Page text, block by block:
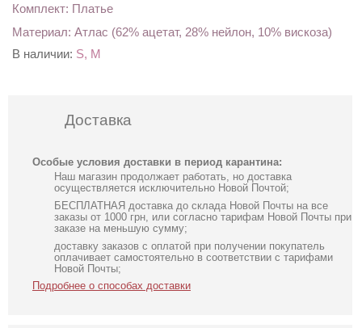
Комплект: Платье
Материал: Aтлас (62% ацетат, 28% нейлон, 10% вискоза)
В наличии: S, M
Доставка
Особые условия доставки в период карантина:
Наш магазин продолжает работать, но доставка
осуществляется исключительно Новой Почтой;
БЕСПЛАТНАЯ доставка до склада Новой Почты на все
заказы от 1000 грн, или согласно тарифам Новой Почты при
заказе на меньшую сумму;
доставку заказов с оплатой при получении покупатель
оплачивает самостоятельно в соответствии с тарифами
Новой Почты;
Подробнее о способах доставки